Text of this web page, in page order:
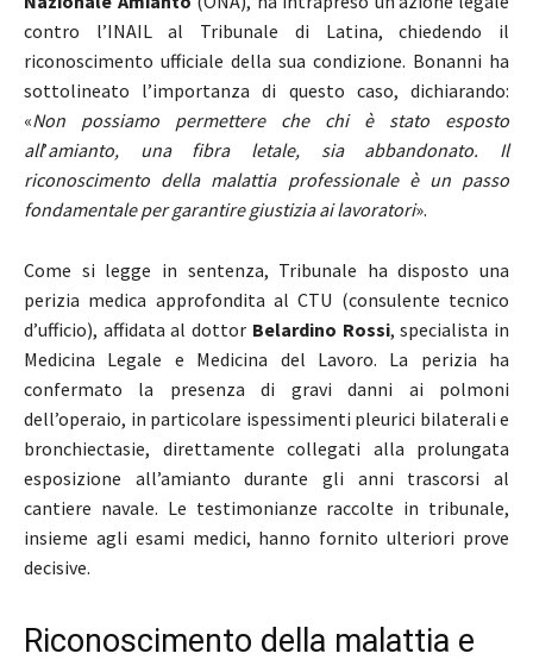
contro l’INAIL al Tribunale di Latina, chiedendo il
riconoscimento ufficiale della sua condizione. Bonanni ha
sottolineato l’importanza di questo caso, dichiarando:
«Non possiamo permettere che chi è stato esposto
all’amianto, una fibra letale, sia abbandonato. Il
riconoscimento della malattia professionale è un passo
fondamentale per garantire giustizia ai lavoratori».
Come si legge in sentenza, Tribunale ha disposto una
perizia medica approfondita al CTU (consulente tecnico
d’ufficio), affidata al dottor Belardino Rossi, specialista in
Medicina Legale e Medicina del Lavoro. La perizia ha
confermato la presenza di gravi danni ai polmoni
dell’operaio, in particolare ispessimenti pleurici bilaterali e
bronchiectasie, direttamente collegati alla prolungata
esposizione all’amianto durante gli anni trascorsi al
cantiere navale. Le testimonianze raccolte in tribunale,
insieme agli esami medici, hanno fornito ulteriori prove
decisive.
Riconoscimento della malattia e